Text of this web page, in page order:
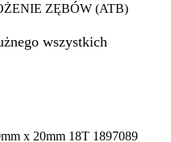
ZĘBÓW (ATB)
wszystkich
x 20mm 18T 1897089